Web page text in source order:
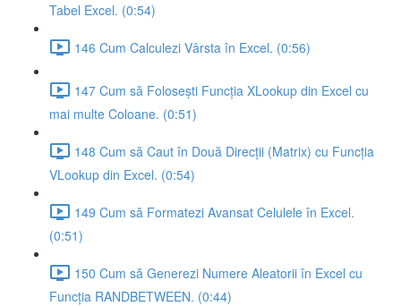
Tabel Excel. (0:54)
146 Cum Calculezi Vârsta în Excel. (0:56)
147 Cum să Folosești Funcția XLookup din Excel cu
mai multe Coloane. (0:51)
148 Cum să Caut în Două Direcții (Matrix) cu Funcția
VLookup din Excel. (0:54)
149 Cum să Formatezi Avansat Celulele în Excel.
(0:51)
150 Cum să Generezi Numere Aleatorii în Excel cu
Funcția RANDBETWEEN. (0:44)